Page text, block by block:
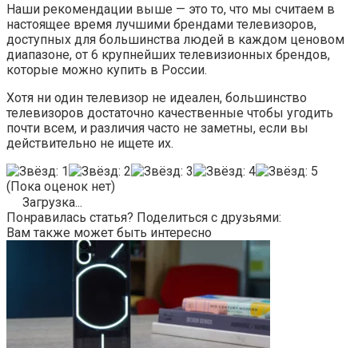
Наши рекомендации выше — это то, что мы считаем в
настоящее время лучшими брендами телевизоров,
доступных для большинства людей в каждом ценовом
диапазоне, от 6 крупнейших телевизионных брендов,
которые можно купить в России.
Хотя ни один телевизор не идеален, большинство
телевизоров достаточно качественные чтобы угодить
почти всем, и различия часто не заметны, если вы
действительно не ищете их.
(Пока оценок нет)
Загрузка...
Понравилась статья? Поделиться с друзьями:
Вам также может быть интересно